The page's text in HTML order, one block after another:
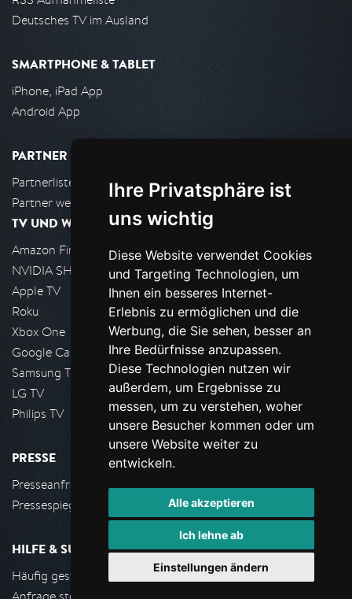
Ihre Privatsphäre ist
uns wichtig
Diese Website verwendet Cookies
und Targeting Technologien, um
Ihnen ein besseres Internet-
Erlebnis zu ermöglichen und die
Werbung, die Sie sehen, besser an
Ihre Bedürfnisse anzupassen.
Diese Technologien nutzen wir
außerdem, um Ergebnisse zu
messen, um zu verstehen, woher
unsere Besucher kommen oder um
unsere Website weiter zu
entwickeln.
Alle akzeptieren
Ich lehne ab
Einstellungen ändern
Deutsches TV im Ausland
SMARTPHONE & TABLET
iPhone, iPad App
Android App
PARTNER
Partnerliste
Partner werden
TV UND WOHNZIMMER
Amazon FireTV
NVIDIA SHIELD, Google TV
Apple TV
Roku
Xbox One
Google Cast
Samsung TV
LG TV
Philips TV
PRESSE
Presseanfrage stellen
Pressespiegel
HILFE & SUPPORT
Häufig gestellte Fragen